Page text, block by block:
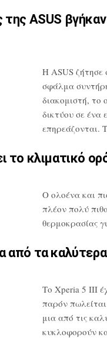
της ASUS
Η ASUS ζήτησε
σφάλμα
διακομιστή, το
δικτύου σεένα
επηρεάζονται.
το κλιματικό
O ολοένα και
πλέον πολύ
θερμοκρασίας
από τα καλύτερα
Το Xperia 5 III
παρόν
μιααπό τις
κυκλοφορούν